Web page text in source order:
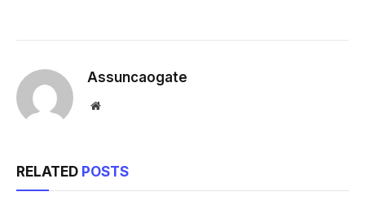
Assuncaogate
Website
RELATED POSTS